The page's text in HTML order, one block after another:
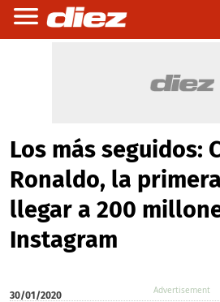
Los más seguidos:
Ronaldo, la
llegar a 200
Instagram
30/01/2020